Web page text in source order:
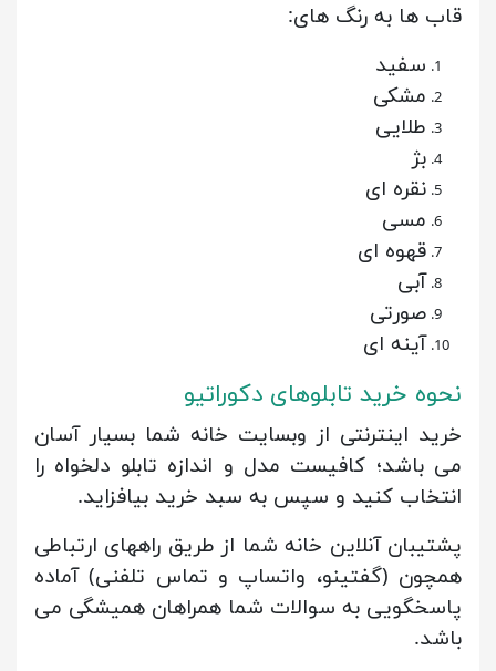
قاب ها به رنگ های:
سفید
مشکی
طلایی
بژ
نقره ای
مسی
قهوه ای
آبی
صورتی
آینه ای
نحوه خرید تابلوهای دکوراتیو
خرید اینترنتی از وبسایت خانه شما بسیار آسان
می باشد؛ کافیست مدل و اندازه تابلو دلخواه را
انتخاب کنید و سپس به سبد خرید بیافزاید.
پشتیبان آنلاین خانه شما از طریق راههای ارتباطی
همچون (گفتینو، واتساپ و تماس تلفنی) آماده
پاسخگویی به سوالات شما همراهان همیشگی می
باشد.